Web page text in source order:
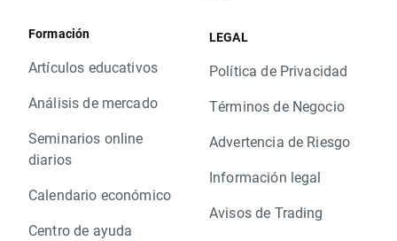
Formación
Artículos educativos
Análisis de mercado
Seminarios online
diarios
Calendario económico
Centro de ayuda
LEGAL
Política de Privacidad
Términos de Negocio
Advertencia de Riesgo
Información legal
Avisos de Trading